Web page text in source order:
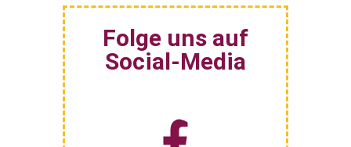
Folge uns auf
Social-Media